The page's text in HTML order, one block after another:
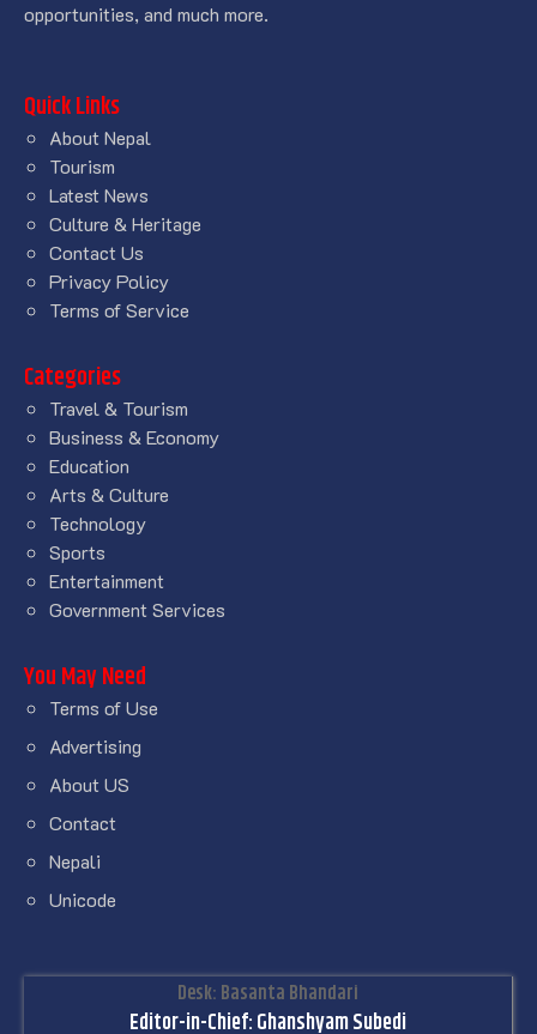
opportunities, and much more.
Quick Links
About Nepal
Tourism
Latest News
Culture & Heritage
Contact Us
Privacy Policy
Terms of Service
Categories
Travel & Tourism
Business & Economy
Education
Arts & Culture
Technology
Sports
Entertainment
Government Services
You May Need
Terms of Use
Advertising
About US
Contact
Nepali
Unicode
Desk: Basanta Bhandari
Editor-in-Chief: Ghanshyam Subedi